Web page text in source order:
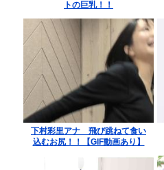
トの巨乳！！
下村彩里アナ 飛び跳ねて食い
込むお尻！！【GIF動画あり】